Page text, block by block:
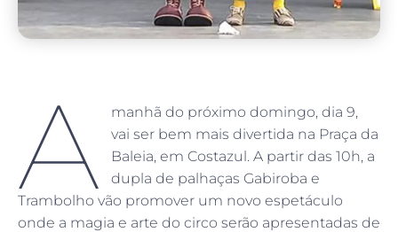
A
manhã do próximo domingo, dia 9,
vai ser bem mais divertida na Praça da
Baleia, em Costazul. A partir das 10h, a
dupla de palhaças Gabiroba e
Trambolho vão promover um novo espetáculo
onde a magia e arte do circo serão apresentadas de